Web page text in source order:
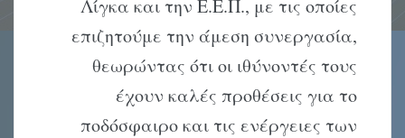
Λίγκα και την Ε.Ε.Π., με τις οποίες
επιζητούμε την άμεση συνεργασία,
θεωρώντας ότι οι ιθύνοντές τους
έχουν καλές προθέσεις για το
ποδόσφαιρο και τις ενέργειες των